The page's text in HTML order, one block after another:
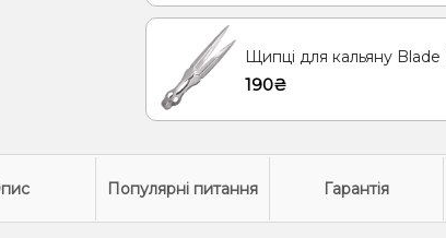
Пітайя/Драконовий фрукт
Апельсин, Грейпфрут, Манго,
Апельсин
Кавун, Лимонад
Диня, Полуниця,
Кола, Лимон
Печиво
Лайм, Лід/
Щипці для кальяну
190₴
Популярні питання Гарантія